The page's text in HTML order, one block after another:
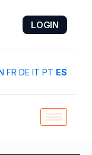
LOGIN
FR DE IT PT ES